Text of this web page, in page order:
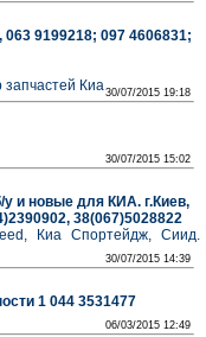
9199218; 097 4606831;
запчастей Киа30/07/2015 19:18
30/07/2015 15:02
у и новые для КИА. г.Киев,
38(067)5028822
Киа Спортейдж, Сиид.
30/07/2015 14:39
1 044 3531477
06/03/2015 12:49